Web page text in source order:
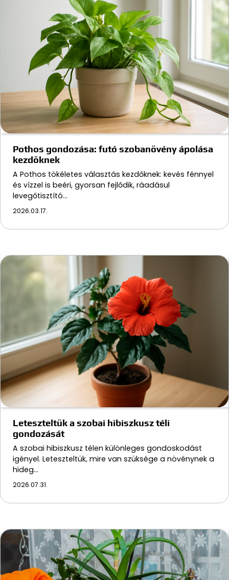
Pothos gondozása: futó szobanövény ápolása
kezdőknek
A Pothos tökéletes választás kezdőknek: kevés fénnyel
és vízzel is beéri, gyorsan fejlődik, ráadásul
levegőtisztító…
2026.03.17.
Leteszteltük a szobai hibiszkusz téli
gondozását
A szobai hibiszkusz télen különleges gondoskodást
igényel. Leteszteltük, mire van szüksége a növénynek a
hideg…
2026.07.31.